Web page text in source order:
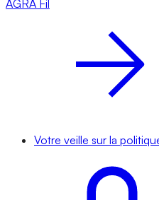
AGRA Fil
Votre veille sur la